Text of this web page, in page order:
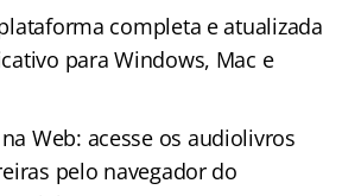
completa e atualizada
para Windows, Mac e
Web: acesse os audiolivros
pelo navegador do